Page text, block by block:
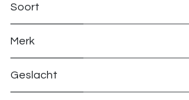
Soort
Merk
Geslacht